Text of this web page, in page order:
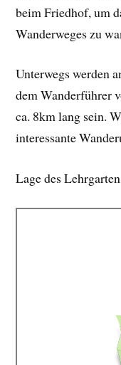
beim Friedhof, um
Wanderweges zu
Unterwegs werden
dem Wanderführer
ca. 8km lang sein.
interessante
Lage des